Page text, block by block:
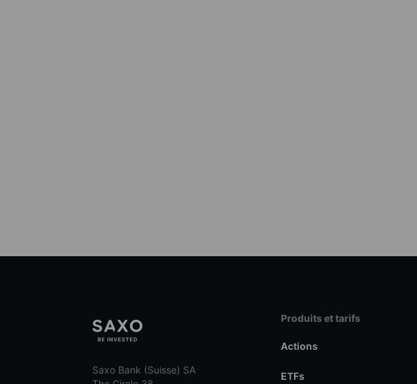
Saxo Bank (Suisse) SA
Produits et tarifs
Actions
ETFs